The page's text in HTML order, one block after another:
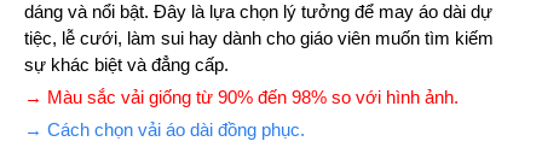
dáng và nổi bật. Đây là lựa chọn lý tưởng để may áo dài dự
tiệc, lễ cưới, làm sui hay dành cho giáo viên muốn tìm kiếm
sự khác biệt và đẳng cấp.
→ Màu sắc vải giống từ 90% đến 98% so với hình ảnh.
→ Cách chọn vải áo dài đồng phục.